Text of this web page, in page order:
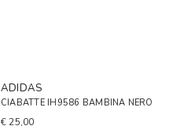
ADIDAS
CIABATTE IH9586 BAMBINA NERO
€ 25,00